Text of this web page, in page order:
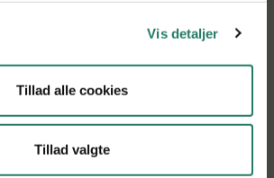
Vis detaljer
Tillad alle cookies
Tillad valgte